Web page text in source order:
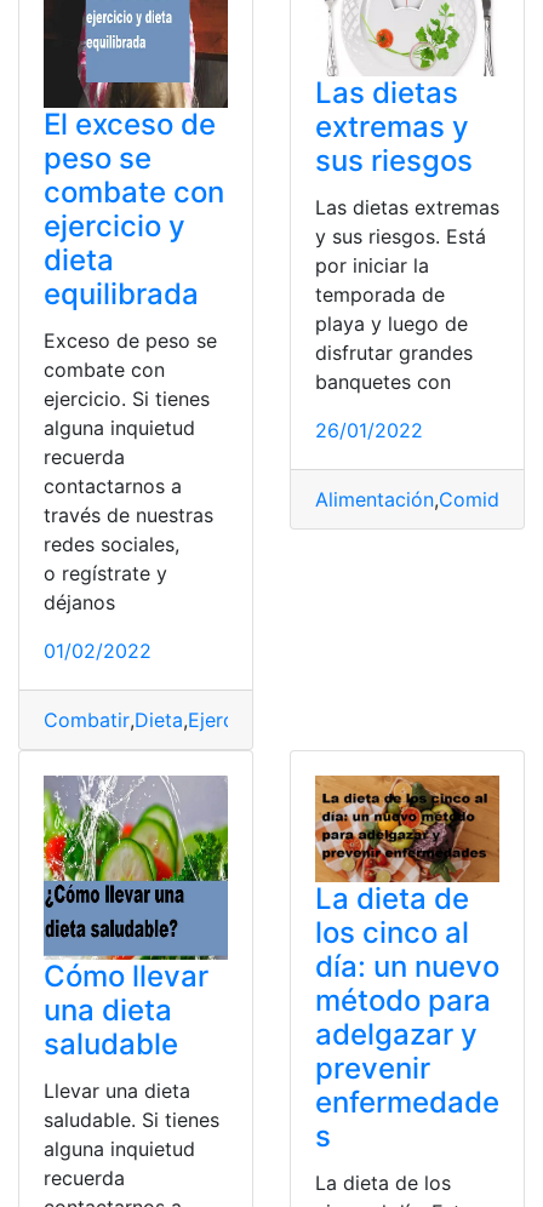
El exceso de
peso se
combate con
ejercicio y
dieta
equilibrada
Exceso de peso se
combate con
ejercicio. Si tienes
alguna inquietud
recuerda
contactarnos a
través de nuestras
redes sociales,
o regístrate y
déjanos
01/02/2022
Combatir,Dieta,Ejercicios
Las dietas
extremas y
sus riesgos
Las dietas extremas
y sus riesgos. Está
por iniciar la
temporada de
playa y luego de
disfrutar grandes
banquetes con
26/01/2022
Alimentación,Comida
Cómo llevar
una dieta
saludable
Llevar una dieta
saludable. Si tienes
alguna inquietud
recuerda
La dieta de
los cinco al
día: un nuevo
método para
adelgazar y
prevenir
enfermedade
s
La dieta de los